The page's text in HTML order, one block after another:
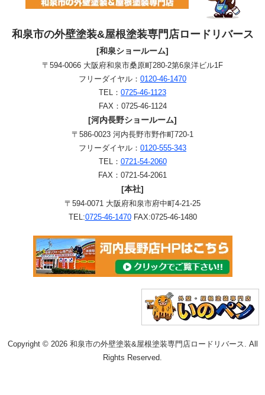
和泉市の外壁塗装&屋根塗装専門店ロードリバース
[和泉ショールーム]
〒594-0066 大阪府和泉市桑原町280-2第6泉洋ビル1F
フリーダイヤル： 0120-46-1470
TEL： 0725-46-1123
FAX：0725-46-1124
[河内長野ショールーム]
〒586-0023 河内長野市野作町720-1
フリーダイヤル： 0120-555-343
TEL： 0721-54-2060
FAX：0721-54-2061
[本社]
〒594-0071 大阪府和泉市府中町4-21-25
TEL:0725-46-1470FAX:0725-46-1480
Copyright © 2026 和泉市の外壁塗装&屋根塗装専門店ロードリバース. All
Rights Reserved.